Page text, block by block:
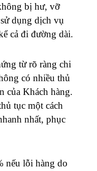
bị hư, vỡ
dụng dịch vụ
cả đi đường dài.
từ rõ ràng chi
có nhiều thủ
của Khách hàng.
tục một cách
nhất, phục
nếu lỗi hàng do